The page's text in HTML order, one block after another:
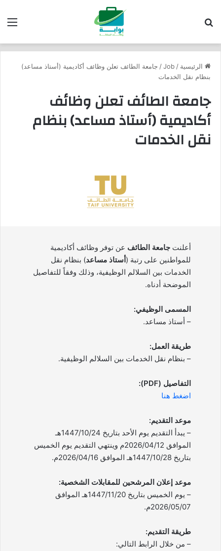
الرئيسية /
Job
/ جامعة الطائف تعلن وظائف أكاديمية (أستاذ مساعد)
بنظام نقل الخدمات
جامعة الطائف تعلن وظائف
أكاديمية (أستاذ مساعد) بنظام
نقل الخدمات
أعلنت جامعة الطائف عن توفر وظائف أكاديمية
للمواطنين على رتبة (أستاذ مساعد) بنظام نقل
الخدمات بين السلالم الوظيفية، وذلك وفقاً للتفاصيل
الموضحة أدناه.
المسمى الوظيفي:
– أستاذ مساعد.
طريقة العمل:
– بنظام نقل الخدمات بين السلالم الوظيفية.
التفاصيل (PDF):
اضغط هنا
موعد التقديم:
– يبدأ التقديم يوم الأحد بتاريخ 1447/10/24هـ
الموافق 2026/04/12م وينتهي التقديم يوم الخميس
بتاريخ 1447/10/28هـ الموافق 2026/04/16م.
موعد إعلان المرشحين للمقابلات الشخصية:
– يوم الخميس بتاريخ 1447/11/20هـ الموافق
2026/05/07م.
طريقة التقديم:
– من خلال الرابط التالي: